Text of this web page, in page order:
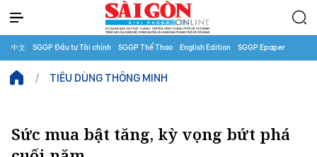
中文 SGGP Đầu tư Tài chính SGGP Thể Thao English Edition SGGP Epaper
TIÊU DÙNG THÔNG MINH
Sức mua bật tăng, kỳ vọng bứt phá